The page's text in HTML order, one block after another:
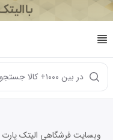
در بین ۱۰۰۰+ کالا جستجو کنید ...
وبسایت فرشگاهی الیتک پارت